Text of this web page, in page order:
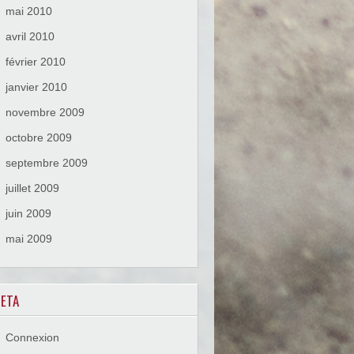
mai 2010
avril 2010
février 2010
janvier 2010
novembre 2009
octobre 2009
septembre 2009
juillet 2009
juin 2009
mai 2009
Connexion